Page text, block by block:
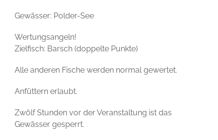
Gewässer: Polder-See
Wertungsangeln!
Zielfisch: Barsch (doppelte Punkte)
Alle anderen Fische werden normal gewertet.
Anfüttern erlaubt.
Zwölf Stunden vor der Veranstaltung ist das
Gewässer gesperrt.